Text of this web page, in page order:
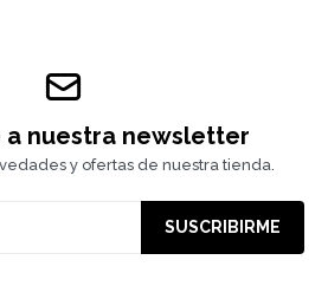
a nuestra newsletter
y ofertas de nuestra tienda.
SUSCRIBIRME